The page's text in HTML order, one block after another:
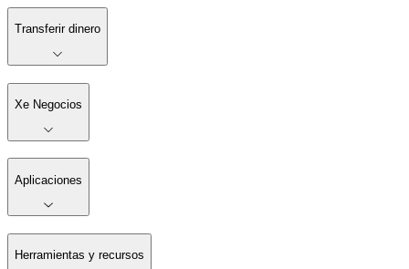
Transferir dinero
Xe Negocios
Aplicaciones
Herramientas y recursos